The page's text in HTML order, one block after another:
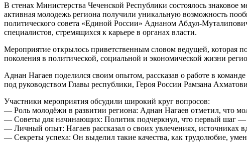
В стенах Министерства Чеченской Республики состоялось
активная молодежь региона получили уникальную возможность
политического совета «Единой России» Аднаном Абдул-
специалистов, стремящихся к карьере в органах власти.
Мероприятие открылось приветственным словом ведущей, которая
поколения в политической, социальной и экономической жизни
Аднан Нагаев поделился своим опытом, рассказав о работе в
под руководством Главы республики, Героя России Рамзана
Участники мероприятия обсудили широкий круг вопросов:
— Роль молодёжи в развитии региона: Аднан Нагаев отметил, что
— Советы для начинающих: Политик подчеркнул, что первый шаг —
— Личный опыт: Нагаев рассказал о своих увлечениях, источниках
— Секреты успеха: Он выделил такие качества, как трудолюбие,